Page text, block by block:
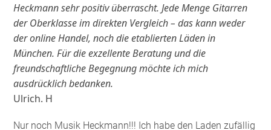
Heckmann sehr positiv überrascht. Jede Menge Gitarren
der Oberklasse im direkten Vergleich – das kann weder
der online Handel, noch die etablierten Läden in
München. Für die exzellente Beratung und die
freundschaftliche Begegnung möchte ich mich
ausdrücklich bedanken.
Ulrich. H
Nur noch Musik Heckmann!!! Ich habe den Laden zufällig